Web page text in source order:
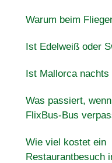
Warum beim
Ist Edelweiß oder
Ist Mallorca nachts
Was passiert,
FlixBus-Bus
Wie viel kostet ein
Restaurantbesuch